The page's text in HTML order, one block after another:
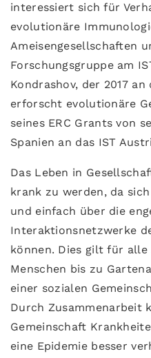
interessiert sich für
evolutionäre
Ameisengesellschaften
Forschungsgruppe am
Kondrashov, der 2017
erforscht evolutionäre
seines ERC Grants von
Spanien an das IST
Das Leben in
krank zu werden, da
und einfach über die
Interaktionsnetzwerke
können. Dies gilt für alle
Menschen bis zu
einer sozialen
Durch Zusammenarbeit
Gemeinschaft
eine Epidemie besser